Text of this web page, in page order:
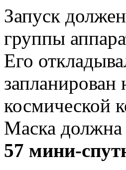
Запуск
группы
Его
космической
Маска должна
57 мини-